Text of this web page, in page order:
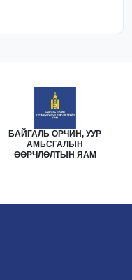
БАЙГАЛЬ ОРЧИН, УУР
АМЬСГАЛЫН
ӨӨРЧЛӨЛТЫН ЯАМ